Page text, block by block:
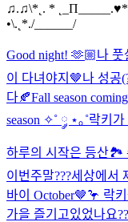
♫.♫\*˛. *
•\.˛*./______/
Good night! 🫶🏼나
이 다녀야지🤎나 성공
다🍂Fall season
season ✧˚ ༘ ⋆｡˚락키
하루의 시작은 등산🏞️
이번주말???세상에서
바이 October🤎🦩 락
가을 즐기고있었나요